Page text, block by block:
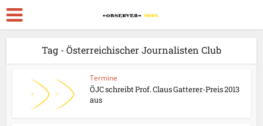
Tag - Österreichischer Journalisten Club
Termine
ÖJC schreibt Prof. Claus Gatterer-Preis 2013
aus